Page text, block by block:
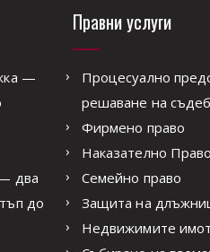
—
два
до
Правни услуги
Процесуално
решаване на
Фирмено право
Наказателно Право
Семейно право
Защита на
Недвижимите